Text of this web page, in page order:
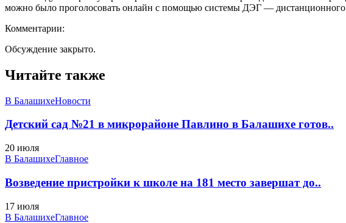
можно было проголосовать онлайн с помощью системы ДЭГ — дистанционного
Комментарии:
Обсуждение закрыто.
Читайте также
В БалашихеНовости
Детский сад №21 в микрорайоне Павлино в Балашихе готов..
20 июля
В БалашихеГлавное
Возведение пристройки к школе на 181 место завершат до..
17 июля
В БалашихеГлавное